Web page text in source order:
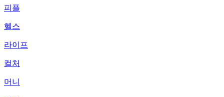
피플
헬스
라이프
컬처
머니